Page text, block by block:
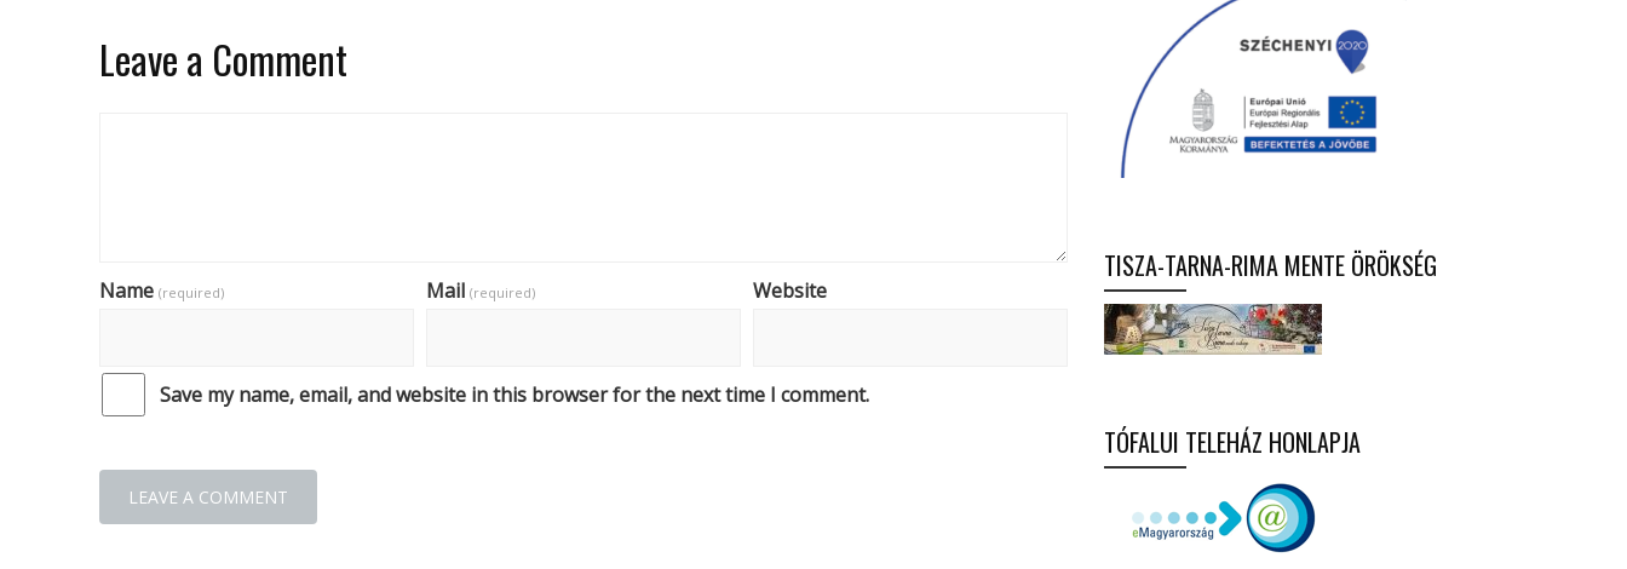
Leave a Comment
Name (required) Mail (required) Website
Save my name, email, and website in this browser for the next time I comment.
TISZA-TARNA-RIMA MENTE ÖRÖKSÉG
TÓFALUI TELEHÁZ HONLAPJA